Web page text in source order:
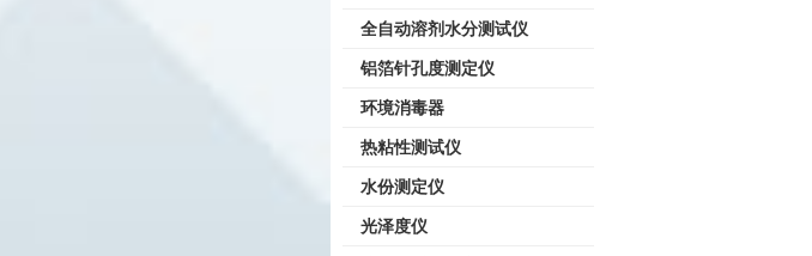
全自动溶剂水分测试仪
铝箔针孔度测定仪
环境消毒器
热粘性测试仪
水份测定仪
光泽度仪